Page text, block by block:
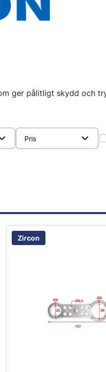
ger pålitligt skydd och
Pris
Zircon